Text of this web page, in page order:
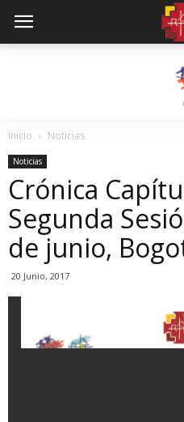
Inicio Noticias
Noticias
Crónica
Segunda
de junio,
20 Junio, 2017